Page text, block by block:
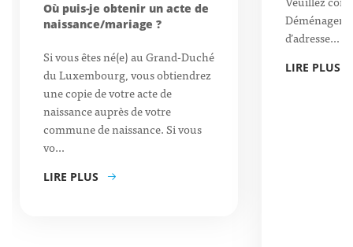
Où puis-je obtenir un acte de
naissance/mariage ?
Si vous êtes né(e) au Grand-Duché
du Luxembourg, vous obtiendrez
une copie de votre acte de
naissance auprès de votre
commune de naissance. Si vous
vo…
LIRE PLUS
d’adresse…
LIRE PLUS